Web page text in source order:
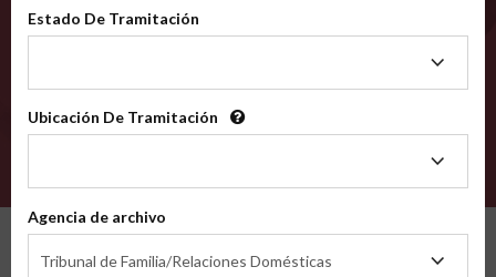
Estado De Tramitación
Tramitación
Ubicación De Tramitación
Tramitación
Agencia de archivo
Tribunal de Familia/Relaciones Domésticas
de